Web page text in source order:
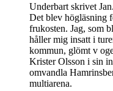
Underbart skrivet Jan.
Det blev högläsning
frukosten. Jag, som
håller mig insatt i
kommun, glömt v
Krister Olsson i sin
omvandla
multiarena.